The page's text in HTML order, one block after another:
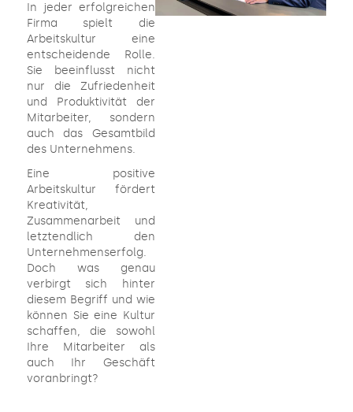
In jeder erfolgreichen
Firma spielt die
Arbeitskultur eine
entscheidende Rolle.
Sie beeinflusst nicht
nur die Zufriedenheit
und Produktivität der
Mitarbeiter, sondern
auch das Gesamtbild
des Unternehmens.
Eine positive
Arbeitskultur fördert
Kreativität,
Zusammenarbeit und
letztendlich den
Unternehmenserfolg.
Doch was genau
verbirgt sich hinter
diesem Begriff und wie
können Sie eine Kultur
schaffen, die sowohl
Ihre Mitarbeiter als
auch Ihr Geschäft
voranbringt?